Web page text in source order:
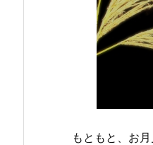
もともと、お